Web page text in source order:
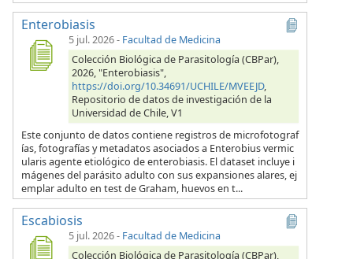
Enterobiasis
5 jul. 2026- Facultad de Medicina
Colección Biológica de Parasitología (CBPar),
2026, "Enterobiasis",
https://doi.org/10.34691/UCHILE/MVEEJD,
Repositorio de datos de investigación de la
Universidad de Chile, V1
Este conjunto de datos contiene registros de microfotograf
ías, fotografías y metadatos asociados a Enterobius vermic
ularis agente etiológico de enterobiasis. El dataset incluye i
mágenes del parásito adulto con sus expansiones alares, ej
emplar adulto en test de Graham, huevos en t...
Escabiosis
5 jul. 2026- Facultad de Medicina
Colección Biológica de Parasitología (CBPar),